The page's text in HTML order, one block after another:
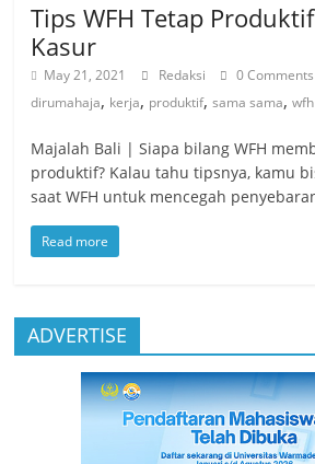
Tips WFH Tetap
Kasur
May 21, 2021 Redaksi 0 Comments
dirumahaja, kerja, produktif,sama sama,wfh
Majalah Bali | Siapa bilang WFH
produktif? Kalau tahu tipsnya, kamu
saat WFH untuk mencegah
Read more
ADVERTISE